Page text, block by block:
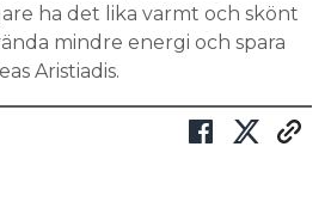
ha det lika varmt och skönt
mindre energi och spara
Aristiadis.